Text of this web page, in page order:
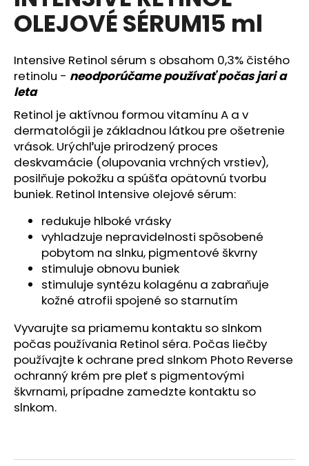
0,0
z
hviezdičiek.
OLEJOVÉ SÉRUM15 ml
Intensive Retinol sérum s obsahom 0,3% čistého
retinolu - neodporúčame používať počas jari a
leta
Retinol je aktívnou formou vitamínu A a v
dermatológii je základnou látkou pre ošetrenie
vrások. Urýchľuje prirodzený proces
deskvamácie (olupovania vrchných vrstiev),
posilňuje pokožku a spúšťa opätovnú tvorbu
buniek. Retinol Intensive olejové sérum:
redukuje hlboké vrásky
vyhladzuje nepravidelnosti spôsobené
pobytom na slnku, pigmentové škvrny
stimuluje obnovu buniek
stimuluje syntézu kolagénu a zabraňuje
kožné atrofii spojené so starnutím
Vyvarujte sa priamemu kontaktu so slnkom
počas používania Retinol séra. Počas liečby
používajte k ochrane pred slnkom Photo Reverse
ochranný krém pre pleť s pigmentovými
škvrnami, prípadne zamedzte kontaktu so
slnkom.
M
á
j
s
ť
?
HĽADAŤ
a
m
e
INTENSIVE
PRO-
ML